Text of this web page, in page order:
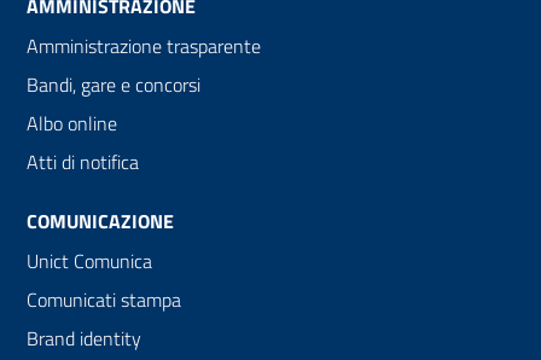
AMMINISTRAZIONE
Amministrazione trasparente
Bandi, gare e concorsi
Albo online
Atti di notifica
COMUNICAZIONE
Unict Comunica
Comunicati stampa
Brand identity